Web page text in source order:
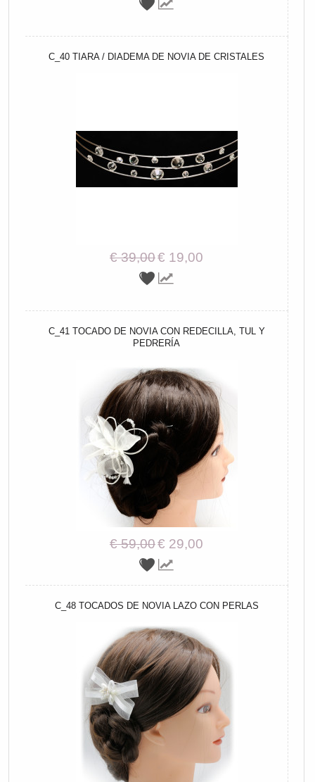
C_40 TIARA / DIADEMA DE NOVIA DE CRISTALES
€ 39,00€ 19,00
C_41 TOCADO DE NOVIA CON REDECILLA, TUL Y
PEDRERÍA
€ 59,00€ 29,00
C_48 TOCADOS DE NOVIA LAZO CON PERLAS